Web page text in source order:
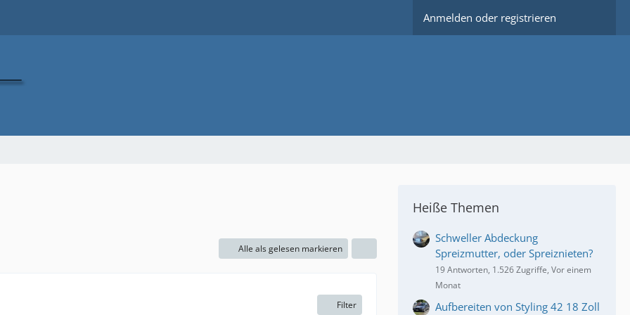
Anmelden oder registrieren
Alle als gelesen markieren
Filter
Heiße Themen
Schweller Abdeckung
Spreizmutter, oder Spreiznieten?
19 Antworten, 1.526 Zugriffe, Vor einem
Monat
Aufbereiten von Styling 42 18 Zoll